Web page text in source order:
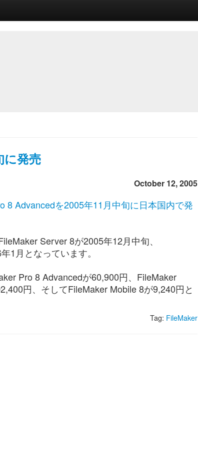
に発売
October 12, 2005
8 Advancedを2005年11月中旬に日本国内で発
Server 8が2005年12月中旬、
1月となっています。
Pro 8 Advancedが60,900円、FileMaker
円、そしてFileMaker Mobile 8が9,240円と
Tag: FileMaker